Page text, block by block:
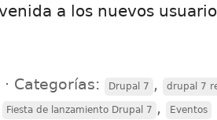
a los nuevos
⋅ Categorías: Drupal 7 , drupal 7
Fiesta de lanzamiento Drupal 7 , Eventos